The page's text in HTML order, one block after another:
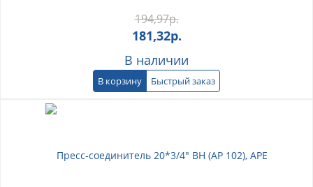
194,97р.
181,32р.
В наличии
В корзину Быстрый заказ